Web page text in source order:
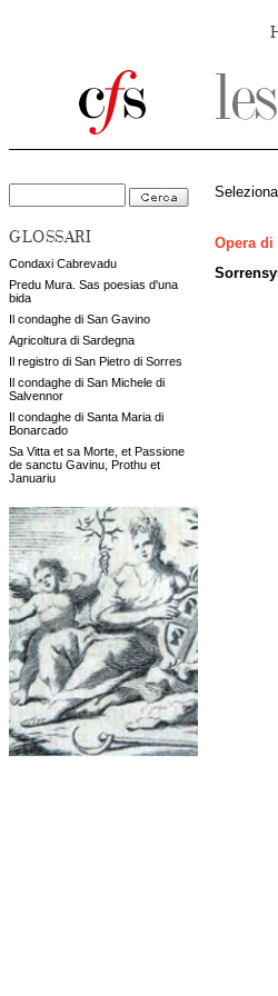
GLOSSARI
Condaxi Cabrevadu
Predu Mura. Sas poesias d'una
bida
Il condaghe di San Gavino
Agricoltura di Sardegna
Il registro di San Pietro di Sorres
Il condaghe di San Michele di
Salvennor
Il condaghe di Santa Maria di
Bonarcado
Sa Vitta et sa Morte, et Passione
de sanctu Gavinu, Prothu et
Januariu
Opera